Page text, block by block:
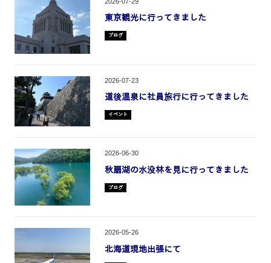
東京観光に行ってきました
ブログ
2026-07-23
道後温泉に社員旅行に行ってきました
イベント
2026-06-30
秋扇湖の水没林を見に行ってきました
ブログ
2026-05-26
北海道現地出張にて